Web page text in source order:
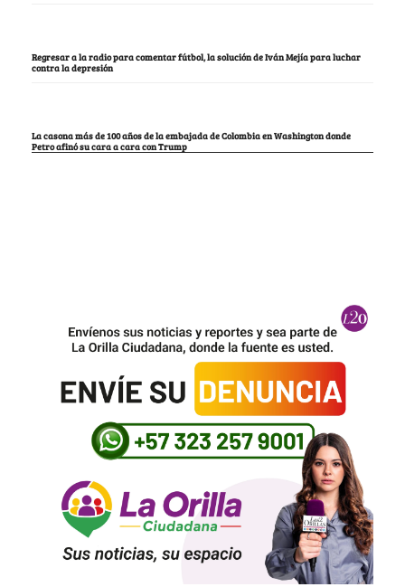
Regresar a la radio para comentar fútbol, la solución de Iván Mejía para luchar
contra la depresión
La casona más de 100 años de la embajada de Colombia en Washington donde
Petro afinó su cara a cara con Trump